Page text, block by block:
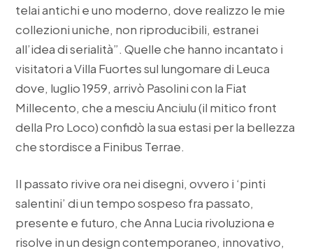
telai antichi e uno moderno, dove realizzo le mie
collezioni uniche, non riproducibili, estranei
all’idea di serialità”. Quelle che hanno incantato i
visitatori a Villa Fuortes sul lungomare di Leuca
dove, luglio 1959, arrivò Pasolini con la Fiat
Millecento, che a mesciu Anciulu (il mitico front
della Pro Loco) confidò la sua estasi per la bellezza
che stordisce a Finibus Terrae.
Il passato rivive ora nei disegni, ovvero i ‘pinti
salentini’ di un tempo sospeso fra passato,
presente e futuro, che Anna Lucia rivoluziona e
risolve in un design contemporaneo, innovativo,